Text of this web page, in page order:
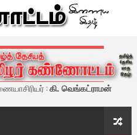
இதழ்
:கி. வெங்கட்ராமன்